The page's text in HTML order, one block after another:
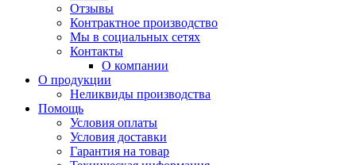
Отзывы
Контрактное производство
Мы в социальных сетях
Контакты
О компании
О продукции
Неликвиды производства
Помощь
Условия оплаты
Условия доставки
Гарантия на товар